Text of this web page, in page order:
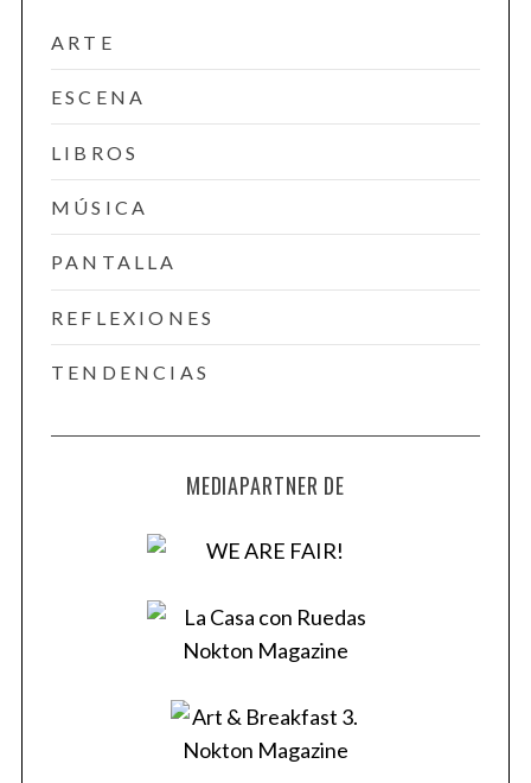
ARTE
ESCENA
LIBROS
MÚSICA
PANTALLA
REFLEXIONES
TENDENCIAS
MEDIAPARTNER DE
a
r
c
h
o
r
: